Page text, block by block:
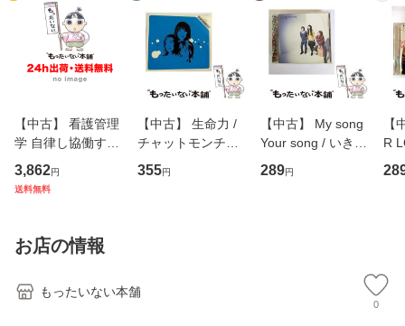
【中古】 看護管理
学 自律し協働する
専門職の看護マネ
ジメントスキル 改
恵 藤本幸三 / 南江
堂 [単行
3,862円
送料無料
【中古】 生命力 /
チャットモンチー /
キューンレコード
[CD]【メール便送
355円
【中古】 My song
Your song / いきも
のがかり / [CD]
【メール便送料無
289円
【
R
産
お店の情報
もったいない本舗
0